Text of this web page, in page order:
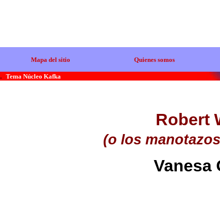
Mapa del sitio Quienes somos
. Tema Núcleo Kafka
Robert
(o los
Vanesa